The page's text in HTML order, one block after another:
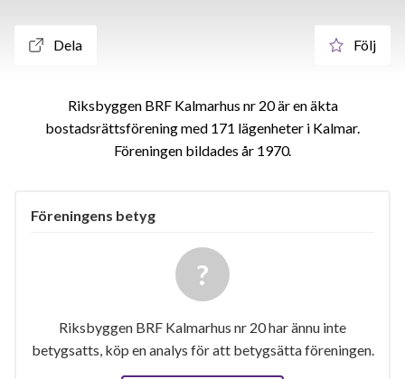
Dela Följ
Riksbyggen BRF Kalmarhus nr 20 är en äkta
bostadsrättsförening med 171 lägenheter i Kalmar.
Föreningen bildades år 1970
Föreningens betyg
Riksbyggen BRF Kalmarhus nr 20 har ännu inte
betygsatts, köp en analys för att betygsätta föreningen.